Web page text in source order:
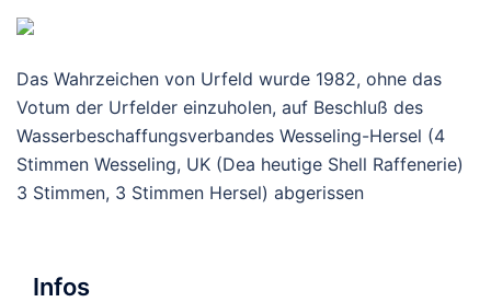
Das Wahrzeichen von Urfeld wurde 1982, ohne das
Votum der Urfelder einzuholen, auf Beschluß des
Wasserbeschaffungsverbandes Wesseling-Hersel (4
Stimmen Wesseling, UK (Dea heutige Shell Raffenerie)
3 Stimmen, 3 Stimmen Hersel) abgerissen
Infos